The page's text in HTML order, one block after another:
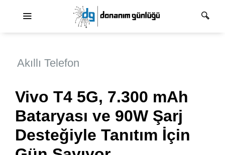
Akıllı Telefon
Vivo T4 5G, 7.300 mAh
Bataryası ve 90W Şarj
Desteğiyle Tanıtım İçin